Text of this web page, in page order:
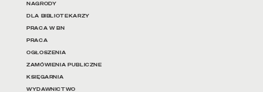
NAGRODY
DLA BIBLIOTEKARZY
PRACA W BN
PRACA
OGŁOSZENIA
ZAMÓWIENIA PUBLICZNE
KSIĘGARNIA
WYDAWNICTWO